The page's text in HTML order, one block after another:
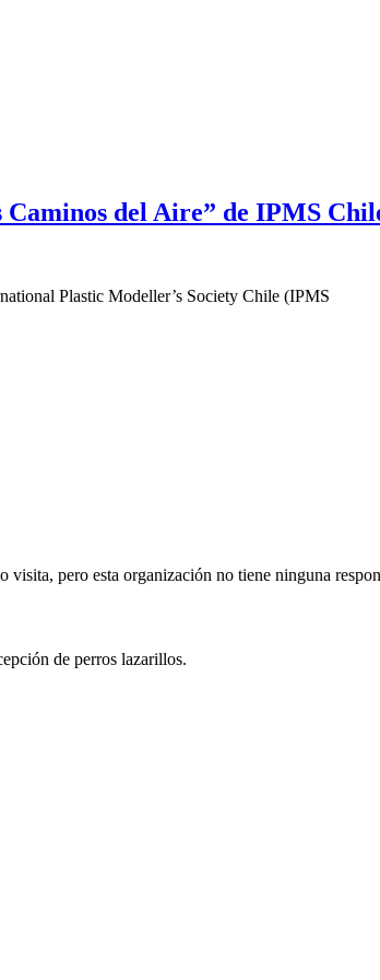
Caminos del Aire” de IPMS
Plastic Modeller’s Society Chile (IPMS
pero esta organización no tiene ninguna
de perros lazarillos.